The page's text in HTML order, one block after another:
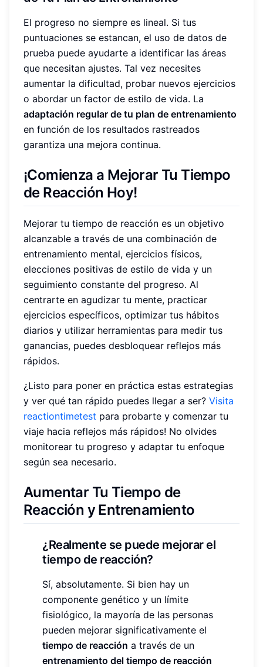
El progreso no siempre es lineal. Si tus
puntuaciones se estancan, el uso de datos de
prueba puede ayudarte a identificar las áreas
que necesitan ajustes. Tal vez necesites
aumentar la dificultad, probar nuevos ejercicios
o abordar un factor de estilo de vida. La
adaptación regular de tu plan de entrenamiento
en función de los resultados rastreados
garantiza una mejora continua.
¡Comienza a Mejorar Tu Tiempo
de Reacción Hoy!
Mejorar tu tiempo de reacción es un objetivo
alcanzable a través de una combinación de
entrenamiento mental, ejercicios físicos,
elecciones positivas de estilo de vida y un
seguimiento constante del progreso. Al
centrarte en agudizar tu mente, practicar
ejercicios específicos, optimizar tus hábitos
diarios y utilizar herramientas para medir tus
ganancias, puedes desbloquear reflejos más
rápidos.
¿Listo para poner en práctica estas estrategias
y ver qué tan rápido puedes llegar a ser? Visita
reactiontimetest para probarte y comenzar tu
viaje hacia reflejos más rápidos! No olvides
monitorear tu progreso y adaptar tu enfoque
según sea necesario.
Aumentar Tu Tiempo de
Reacción y Entrenamiento
¿Realmente se puede mejorar el
tiempo de reacción?
Sí, absolutamente. Si bien hay un
componente genético y un límite
fisiológico, la mayoría de las personas
pueden mejorar significativamente el
tiempo de reacción a través de un
entrenamiento del tiempo de reacción